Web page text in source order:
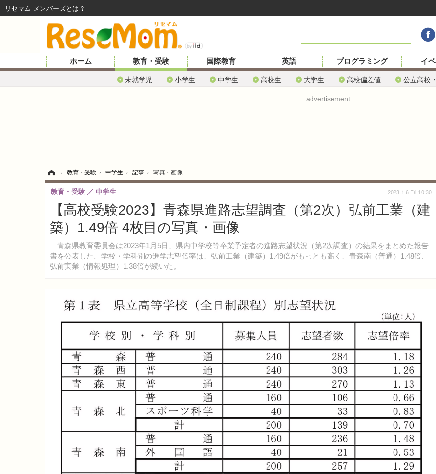
ホーム 教育・受験
未就学児 小学生 中学生 高校生 大学生 高校偏差値 公立高校
国際教育 英語 プログラミング イ
advertisement
› 教育・受験 › 中学生 › 記事 › 写真・画像
【高校受験2023】青森県進路志望調査（第2次）弘前工業（建
築）1.49倍 4枚目の写真・画像
青森県教育委員会は2023年1月5日、県内中学校等卒業予定者の進路志望状況（第2次調査）の結果をまとめた報告
書を公表した。学校・学科別の進学志望倍率は、弘前工業（建築）1.49倍がもっとも高く、青森南（普通）1.48倍、
弘前実業（情報処理）1.38倍が続いた。
教育・受験 中学生 2023.1.6 Fri 10:30
リセマム メンバーズ